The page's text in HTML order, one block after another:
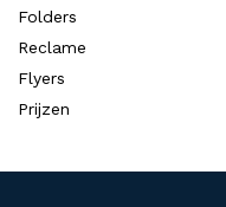
Folders
Reclame
Flyers
Prijzen